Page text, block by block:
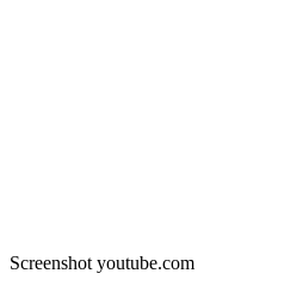
Screenshot youtube.com